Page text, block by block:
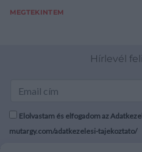
MEGTEKINTEM
Hírlevél
Elolvastam és elfogadom az
mutargy.com/adatkezelesi-tajekoztato/